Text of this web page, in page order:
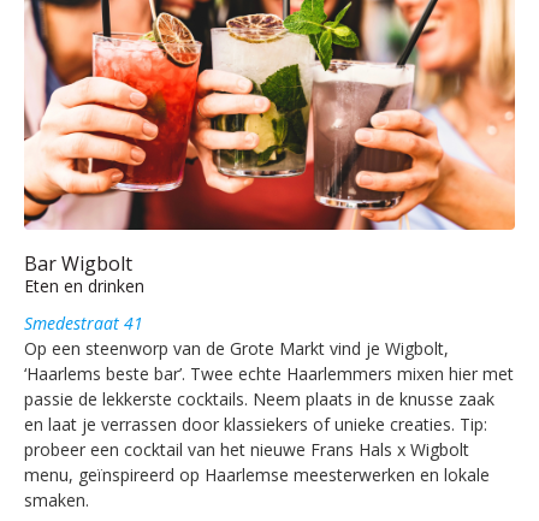
Bar Wigbolt
Eten en drinken
Smedestraat 41
Op een steenworp van de Grote Markt vind je Wigbolt,
‘Haarlems beste bar’. Twee echte Haarlemmers mixen hier met
passie de lekkerste cocktails. Neem plaats in de knusse zaak
en laat je verrassen door klassiekers of unieke creaties. Tip:
probeer een cocktail van het nieuwe Frans Hals x Wigbolt
menu, geïnspireerd op Haarlemse meesterwerken en lokale
smaken.